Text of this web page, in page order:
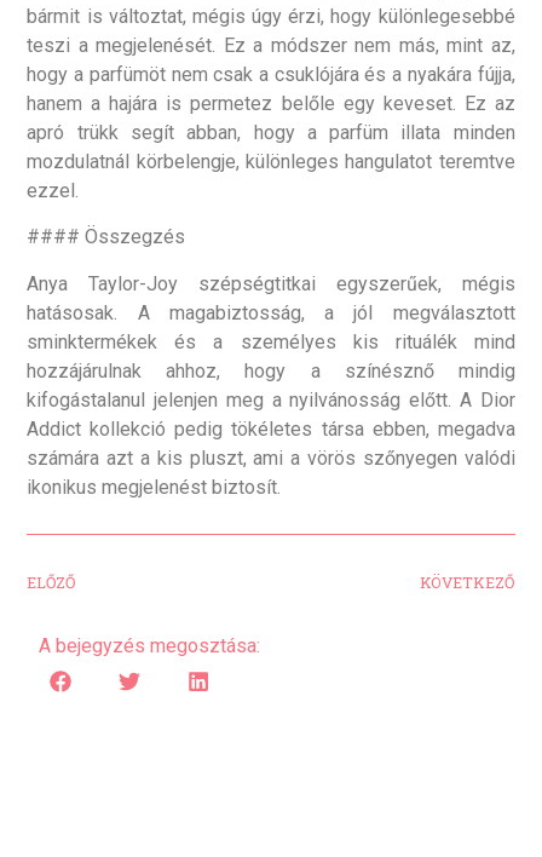
bármit is változtat, mégis úgy érzi, hogy különlegesebbé
teszi a megjelenését. Ez a módszer nem más, mint az,
hogy a parfümöt nem csak a csuklójára és a nyakára fújja,
hanem a hajára is permetez belőle egy keveset. Ez az
apró trükk segít abban, hogy a parfüm illata minden
mozdulatnál körbelengje, különleges hangulatot teremtve
ezzel.
#### Összegzés
Anya Taylor-Joy szépségtitkai egyszerűek, mégis
hatásosak. A magabiztosság, a jól megválasztott
sminktermékek és a személyes kis rituálék mind
hozzájárulnak ahhoz, hogy a színésznő mindig
kifogástalanul jelenjen meg a nyilvánosság előtt. A Dior
Addict kollekció pedig tökéletes társa ebben, megadva
számára azt a kis pluszt, ami a vörös szőnyegen valódi
ikonikus megjelenést biztosít.
ELŐZŐ KÖVETKEZŐ
A bejegyzés megosztása: